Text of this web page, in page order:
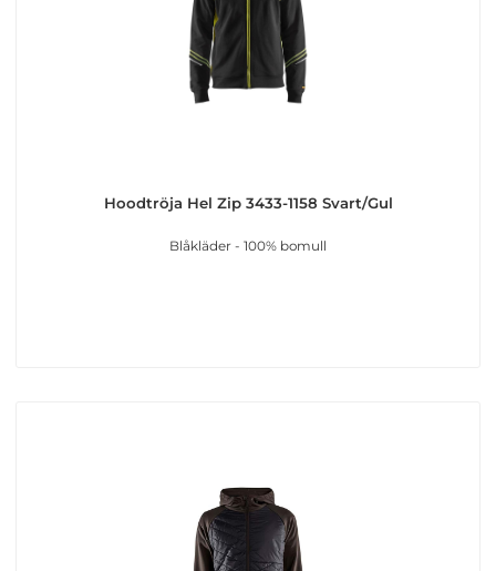
Hoodtröja Hel Zip 3433-1158 Svart/Gul
Blåkläder - 100% bomull